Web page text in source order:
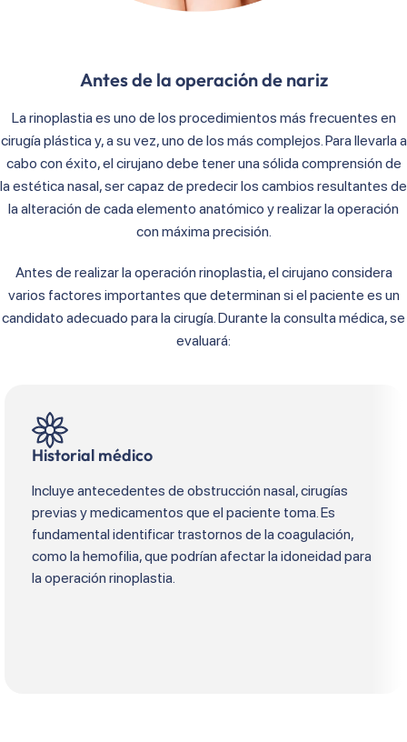
Antes de la operación de nariz
La rinoplastia es uno de los procedimientos más frecuentes en
cirugía plástica y, a su vez, uno de los más complejos. Para llevarla a
cabo con éxito, el cirujano debe tener una sólida comprensión de
la estética nasal, ser capaz de predecir los cambios resultantes de
la alteración de cada elemento anatómico y realizar la operación
con máxima precisión.
Antes de realizar la operación rinoplastia, el cirujano considera
varios factores importantes que determinan si el paciente es un
candidato adecuado para la cirugía. Durante la consulta médica, se
evaluará:
Historial médico
Incluye antecedentes de obstrucción nasal, cirugías
previas y medicamentos que el paciente toma. Es
fundamental identificar trastornos de la coagulación,
como la hemofilia, que podrían afectar la idoneidad para
la operación rinoplastia.